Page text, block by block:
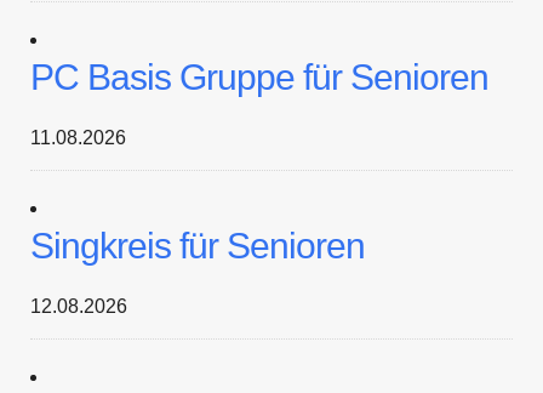
PC Basis Gruppe für Senioren
11.08.2026
Singkreis für Senioren
12.08.2026